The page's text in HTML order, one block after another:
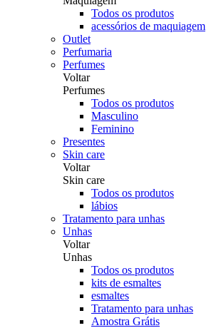
Todos os produtos
acessórios de maquiagem
Outlet
Perfumaria
Perfumes
Voltar
Perfumes
Todos os produtos
Masculino
Feminino
Presentes
Skin care
Voltar
Skin care
Todos os produtos
lábios
Tratamento para unhas
Unhas
Voltar
Unhas
Todos os produtos
kits de esmaltes
esmaltes
Tratamento para unhas
Amostra Grátis